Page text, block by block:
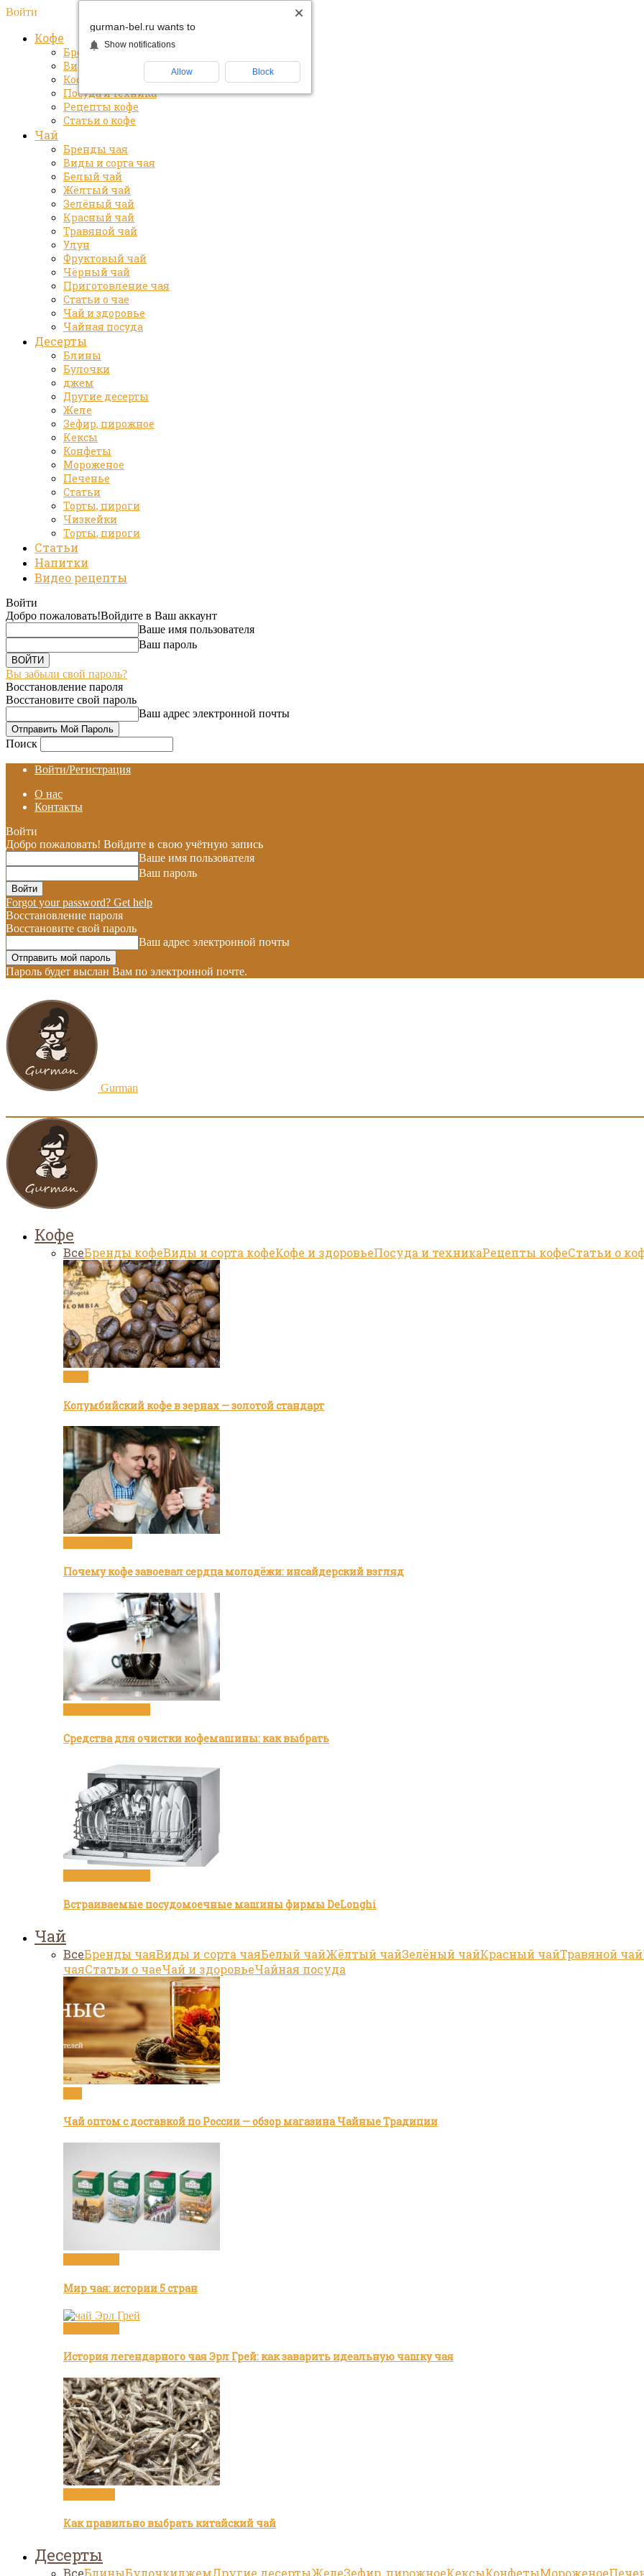
Войти
Кофе
Бренды кофе
Виды и сорта кофе
Кофе и здоровье
Посуда и техника
Рецепты кофе
Статьи о кофе
Чай
Бренды чая
Виды и сорта чая
Белый чай
Жёлтый чай
Зелёный чай
Красный чай
Травяной чай
Улун
Фруктовый чай
Чёрный чай
Приготовление чая
Статьи о чае
Чай и здоровье
Чайная посуда
Десерты
Блины
Булочки
джем
Другие десерты
Желе
Зефир, пирожное
Кексы
Конфеты
Мороженое
Печенье
Статьи
Торты, пироги
Чизкейки
Торты, пироги
Статьи
Напитки
Видео рецепты
Войти
Добро пожаловать!Войдите в Ваш аккаунт
Ваше имя пользователя
Ваш пароль
Вы забыли свой пароль?
Восстановление пароля
Восстановите свой пароль
Ваш адрес электронной почты
Поиск
Войти/Регистрация
О нас
Контакты
Войти
Добро пожаловать! Войдите в свою учётную запись
Ваше имя пользователя
Ваш пароль
Forgot your password? Get help
Восстановление пароля
Восстановите свой пароль
Ваш адрес электронной почты
Пароль будет выслан Вам по электронной почте.
Gurman
Кофе
ВсеБренды кофеВиды и сорта кофеКофе и здоровьеПосуда и техникаРецепты кофеСтатьи о
Колумбийский кофе в зернах — золотой стандарт
Почему кофе завоевал сердца молодёжи: инсайдерский взгляд
Средства для очистки кофемашины: как выбрать
Встраиваемые посудомоечные машины фирмы DeLonghi
Чай
ВсеБренды чаяВиды и сорта чаяБелый чайЖёлтый чайЗелёный чайКрасный чайТравяной чай
чаяСтатьи о чаеЧай и здоровьеЧайная посуда
Чай оптом с доставкой по России — обзор магазина Чайные Традиции
Мир чая: истории 5 стран
История легендарного чая Эрл Грей: как заварить идеальную чашку чая
Как правильно выбрать китайский чай
Десерты
ВсеБлиныБулочкиджемДругие десертыЖелеЗефир, пирожноеКексыКонфетыМороженое
gurman-bel.ru wants to
Show notifications
Allow Block